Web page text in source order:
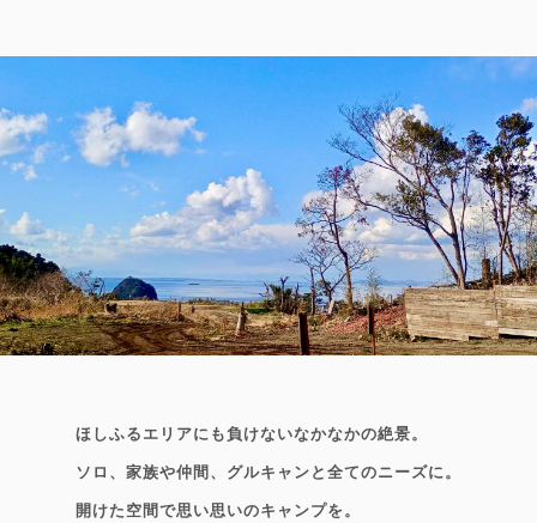
ほしふるエリアにも負けないなかなかの絶景。
ソロ、家族や仲間、グルキャンと全てのニーズに。
開けた空間で思い思いのキャンプを。